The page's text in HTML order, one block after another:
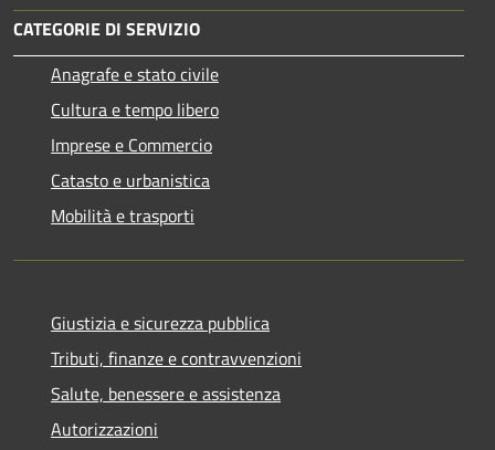
CATEGORIE DI SERVIZIO
Anagrafe e stato civile
Cultura e tempo libero
Imprese e Commercio
Catasto e urbanistica
Mobilità e trasporti
Giustizia e sicurezza pubblica
Tributi, finanze e contravvenzioni
Salute, benessere e assistenza
Autorizzazioni